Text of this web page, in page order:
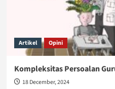
Artikel Opini
Kompleksitas Persoalan
18 December, 2024